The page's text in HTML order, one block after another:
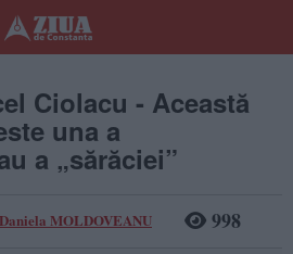
Ciolacu - ​Această
una a
a „sărăciei”
Daniela MOLDOVEANU 998